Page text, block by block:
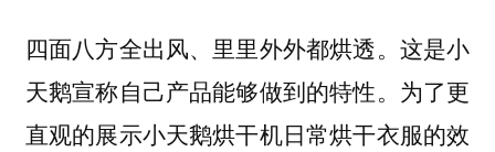
四面八方全出风、里里外外都烘透。这是小
天鹅宣称自己产品能够做到的特性。为了更
直观的展示小天鹅烘干机日常烘干衣服的效